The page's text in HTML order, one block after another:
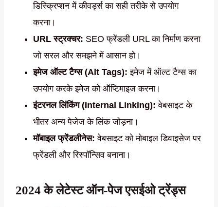
डिस्क्रिप्शन में कीवर्ड्स का सही तरीके से उपयोग
करना।
URL स्ट्रक्चर: SEO फ्रेंडली URL का निर्माण करना
जो सरल और समझने में आसान हो।
इमेज ऑल्ट टैग्स (Alt Tags): इमेज में ऑल्ट टैग्स का
उपयोग करके इमेज को ऑप्टिमाइज करना।
इंटरनल लिंकिंग (Internal Linking): वेबसाइट के
भीतर अन्य पेजेज के लिंक जोड़ना।
मॉबाइल फ्रेंडलीनेस: वेबसाइट को मोबाइल डिवाइसेज पर
फ्रेंडली और रिस्पॉन्सिव बनाना।
2024 के लेटेस्ट ऑन-पेज एसईओ ट्रेंड्स